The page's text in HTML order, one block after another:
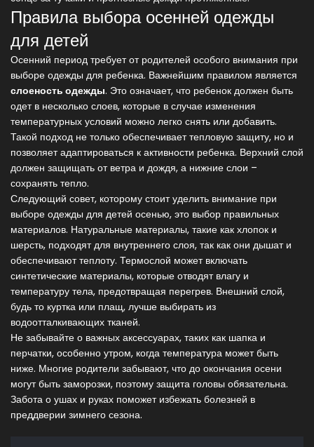
Правила выбора осенней одежды
для детей
Осенний период требует от родителей особого внимания при
выборе одежды для ребенка. Важнейшим правилом является
слоеность одежды. Это означает, что ребенок должен быть
одет в несколько слоев, которые в случае изменения
температурных условий можно легко снять или добавить.
Такой подход не только обеспечивает тепловую защиту, но и
позволяет адаптироваться к активности ребенка. Верхний слой
должен защищать от ветра и дождя, а нижние слои –
сохранять тепло.
Следующий совет, которому стоит уделить внимание при
выборе одежды для детей осенью, это выбор правильных
материалов. Натуральные материалы, такие как хлопок и
шерсть, подходят для внутреннего слоя, так как они дышат и
обеспечивают теплоту. Термослой может включать
синтетические материалы, которые отводят влагу и
температуру тела, предотвращая перегрев. Внешний слой,
будь то куртка или плащ, лучше выбирать из
водоотталкивающих тканей.
Не забывайте о важных аксессуарах, таких как шапка и
перчатки, особенно утром, когда температура может быть
ниже. Многие родители забывают, что до окончания осени
могут быть заморозки, поэтому защита головы обязательна.
Забота о ушах и руках поможет избежать болезней в
преддверии зимнего сезона.